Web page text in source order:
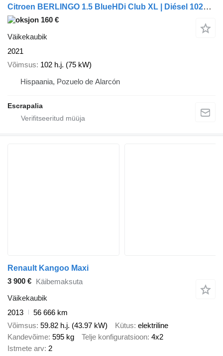
Citroen BERLINGO 1.5 BlueHDi Club XL | Diésel 102cv 2021 - 6831-LNB
160 €
Väikekaubik
2021
Võimsus 102 h.j. (75 kW)
Hispaania, Pozuelo de Alarcón
Escrapalia
Renault Kangoo Maxi
3 900 € Käibemaksuta
Väikekaubik
2013
56 666 km
Võimsus 59.82 h.j. (43.97 kW) Kütus elektriline
Kandevõime 595 kg Telje konfiguratsioon 4x2
Istmete arv 2